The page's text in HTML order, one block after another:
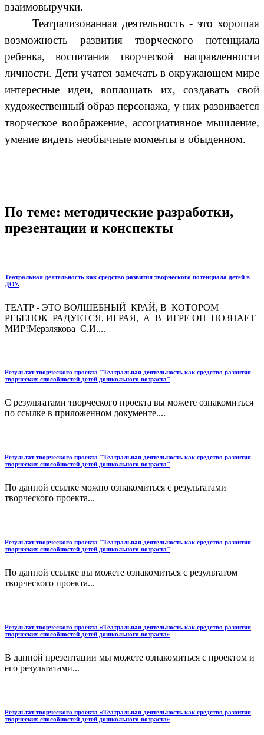
взаимовыручки.
Театрализованная деятельность - это хорошая
возможность развития творческого потенциала
ребенка, воспитания творческой направленности
личности. Дети учатся замечать в окружающем мире
интересные идеи, воплощать их, создавать свой
художественный образ персонажа, у них развивается
творческое воображение, ассоциативное мышление,
умение видеть необычные моменты в обыденном.
По теме: методические разработки,
презентации и конспекты
Театральная деятельность как средство развития творческого потенциала детей в
ДОУ.
ТЕАТР - ЭТО ВОЛШЕБНЫЙ КРАЙ, В КОТОРОМ
РЕБЕНОК РАДУЕТСЯ, ИГРАЯ, А В ИГРЕ ОН ПОЗНАЕТ
МИР!Мерзлякова С.И....
Результат творческого проекта "Театральная деятельность как средство развития
творческих способностей детей дошкольного возраста"
С результатами творческого проекта вы можете ознакомиться
по ссылке в приложенном документе....
Результат творческого проекта "Театральная деятельность как средство развития
творческих способностей детей дошкольного возраста"
По данной ссылке можно ознакомиться с результатами
творческого проекта...
Результат творческого проекта "Театральная деятельность как средство развития
творческих способностей детей дошкольного возраста"
По данной ссылке вы можете ознакомиться с результатом
творческого проекта...
Результат творческого проекта «Театральная деятельность как средство развития
творческих способностей детей дошкольного возраста»
В данной презентации мы можете ознакомиться с проектом и
его результатами...
Результат творческого проекта «Театральная деятельность как средство развития
творческих способностей детей дошкольного возраста»